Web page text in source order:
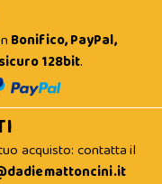
Bonifico, PayPal,
128bit.
acquisto: contatta il